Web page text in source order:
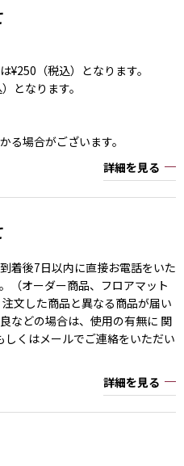
（税込）となります。
となります。
場合がございます。
詳細を見る
着後7日以内に直接お電話をいた
（オーダー商品、フロアマット
文した商品と異なる商品が届い
などの場合は、使用の有無に 関
くはメールでご連絡をいただい
詳細を見る